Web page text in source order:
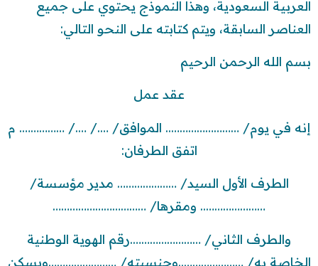
العربية السعودية، وهذا النموذج يحتوي على جميع
العناصر السابقة، ويتم كتابته على النحو التالي:
بسم الله الرحمن الرحيم
عقد عمل
إنه في يوم/ …………………….. الموافق/ …./ …./ ……………. م
اتفق الطرفان:
الطرف الأول السيد/ ………………… مدير مؤسسة/
………………….. ومقرها/ ……………………………
والطرف الثاني/ …………………….رقم الهوية الوطنية
الخاصة به/ …………………..وجنسيته/ ……………………ويسكن